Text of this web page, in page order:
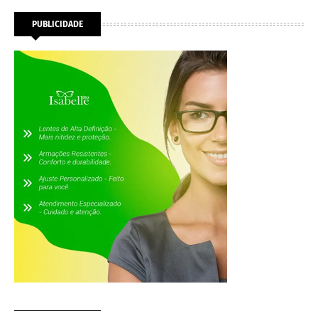
PUBLICIDADE